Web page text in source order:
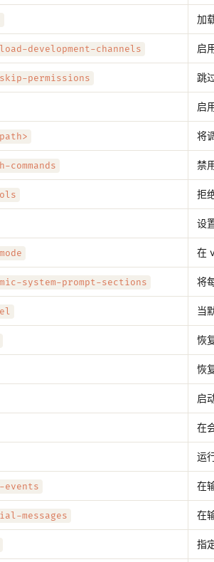
加
development-channels 启
permissions 跳
启
将
禁
拒
设
在
system-prompt-sections 将
当
恢
恢
启
在
运
在
messages 在
指